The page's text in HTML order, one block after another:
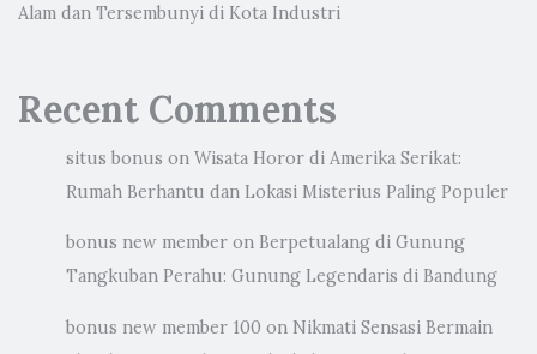
Alam dan Tersembunyi di Kota Industri
Recent Comments
situs bonus on Wisata Horor di Amerika Serikat:
Rumah Berhantu dan Lokasi Misterius Paling Populer
bonus new member on Berpetualang di Gunung
Tangkuban Perahu: Gunung Legendaris di Bandung
bonus new member 100 on Nikmati Sensasi Bermain